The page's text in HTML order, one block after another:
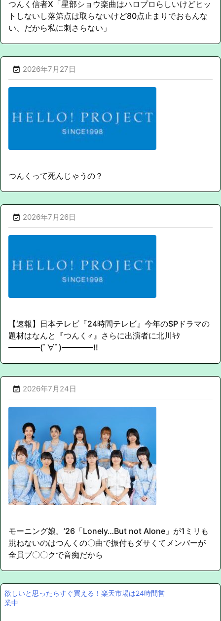
つんく信者X「星部ショウ楽曲はハロプロらしいけどヒッ
トしないし落第点は取らないけど80点止まりでおもんな
い、だから私に刺さらない」
 2026年7月27日
つんくって死んじゃうの？
 2026年7月26日
【速報】日本テレビ『24時間テレビ』今年のSPドラマの
題材はなんと『つんく♂』さらに出演者に北川ｷﾀ
━━━━(ﾟ∀ﾟ)━━━━!!
 2026年7月24日
モーニング娘。’26「Lonely…But not Alone」が1ミリも
跳ねないのはつんくの〇曲で振付もダサくてメンバーが
全員ブ〇〇クで音痴だから
欲しいと思ったらすぐ買える！楽天市場は24時間営
業中